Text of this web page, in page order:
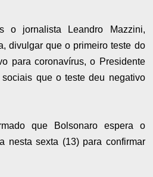
o jornalista Leandro Mazzini,
divulgar que o primeiro teste do
para coronavírus, o Presidente
que o teste deu negativo
que Bolsonaro espera o
nesta sexta (13) para confirmar